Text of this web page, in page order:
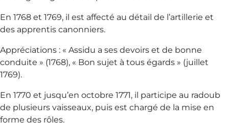
En 1768 et 1769, il est affecté au détail de l’artillerie et
des apprentis canonniers.
Appréciations : « Assidu a ses devoirs et de bonne
conduite » (1768), « Bon sujet à tous égards » (juillet
1769).
En 1770 et jusqu’en octobre 1771, il participe au radoub
de plusieurs vaisseaux, puis est chargé de la mise en
forme des rôles.